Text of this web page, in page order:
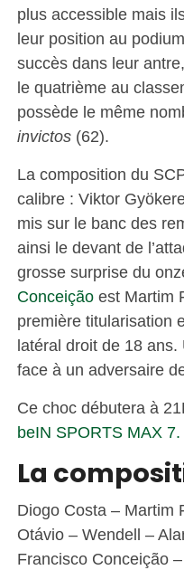
plus accessible mais
leur position au
succès dans leur
le quatrième au
possède le même
invictos(62).
La composition du
calibre : Viktor
mis sur le banc des
ainsi le devant de
grosse surprise du
Conceiçãoest Martim
première titularisation
latéral droit de 18
face à un adversaire
Ce choc débutera à
beIN SPORTS MAX 7.
La
Diogo Costa – Martim
Otávio – Wendell –
Francisco Conceição